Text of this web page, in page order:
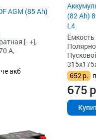
AGM (85 Ah)
[- +],
А,
акб
(82 Ah)
L4
Ёмкость
652р.
675